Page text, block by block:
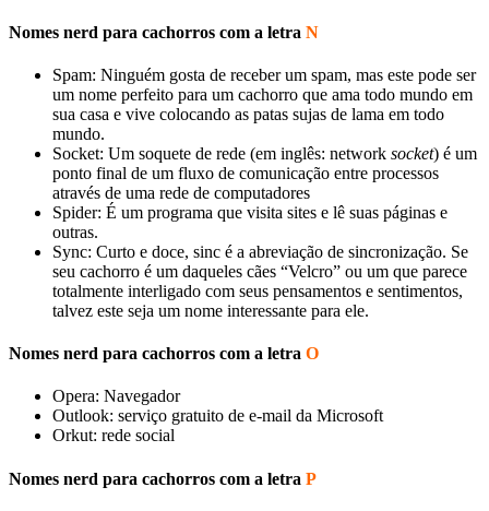
Nomes nerd para cachorros com a letra N
Spam: Ninguém gosta de receber um spam, mas este pode ser
um nome perfeito para um cachorro que ama todo mundo em
sua casa e vive colocando as patas sujas de lama em todo
mundo.
Socket: Um soquete de rede (em inglês: network socket) é um
ponto final de um fluxo de comunicação entre processos
através de uma rede de computadores
Spider: É um programa que visita sites e lê suas páginas e
outras.
Sync: Curto e doce, sinc é a abreviação de sincronização. Se
seu cachorro é um daqueles cães “Velcro” ou um que parece
totalmente interligado com seus pensamentos e sentimentos,
talvez este seja um nome interessante para ele.
Nomes nerd para cachorros com a letra O
Opera: Navegador
Outlook: serviço gratuito de e-mail da Microsoft
Orkut: rede social
Nomes nerd para cachorros com a letra P